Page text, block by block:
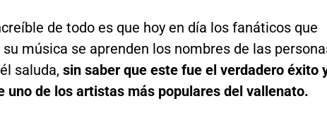
de todo es que hoy en día los fanáticos que
su música se aprenden los nombres de las
saluda, sin saber que este fue el verdadero éxito
uno de los artistas más populares del vallenato.